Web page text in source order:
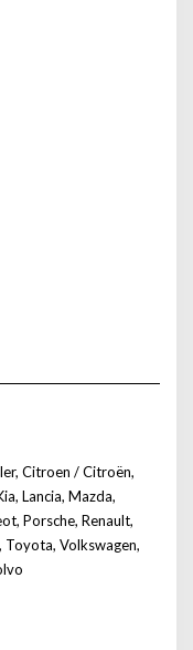
, Citroen / Citroën,
, Lancia, Mazda,
, Porsche, Renault,
, Toyota, Volkswagen,